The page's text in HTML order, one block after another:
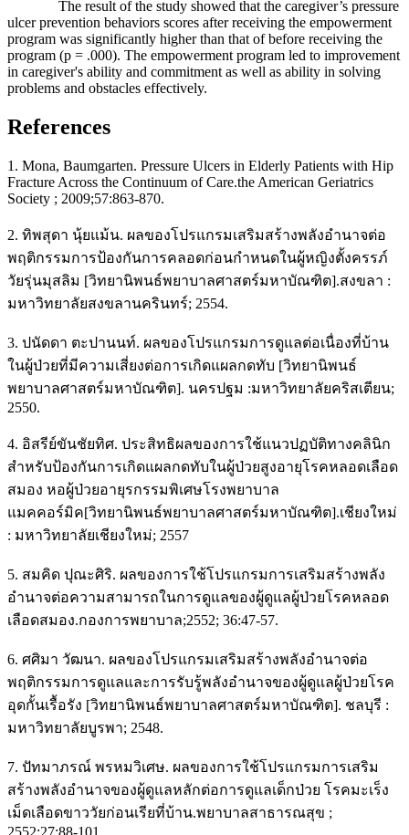
The result of the study showed that the caregiver’s pressure
ulcer prevention behaviors scores after receiving the empowerment
program was significantly higher than that of before receiving the
program (p = .000). The empowerment program led to improvement
in caregiver's ability and commitment as well as ability in solving
problems and obstacles effectively.
References
1. Mona, Baumgarten. Pressure Ulcers in Elderly Patients with Hip
Fracture Across the Continuum of Care.the American Geriatrics
Society ; 2009;57:863-870.
2. ทิพสุดา นุ้ยแม้น. ผลของโปรแกรมเสริมสร้างพลังอำนาจต่อ
พฤติกรรมการป้องกันการคลอดก่อนกำหนดในผู้หญิงตั้งครรภ์
วัยรุ่นมุสลิม [วิทยานิพนธ์พยาบาลศาสตร์มหาบัณฑิต].สงขลา :
มหาวิทยาลัยสงขลานครินทร์; 2554.
3. ปนัดดา ตะปานนท์. ผลของโปรแกรมการดูแลต่อเนื่องที่บ้าน
ในผู้ป่วยที่มีความเสี่ยงต่อการเกิดแผลกดทับ [วิทยานิพนธ์
พยาบาลศาสตร์มหาบัณฑิต]. นครปฐม :มหาวิทยาลัยคริสเตียน;
2550.
4. อิสรีย์ขันชัยทิศ. ประสิทธิผลของการใช้แนวปฏบัติทางคลินิก
สำหรับป้องกันการเกิดแผลกดทับในผู้ป่วยสูงอายุโรคหลอดเลือด
สมอง หอผู้ป่วยอายุรกรรมพิเศษโรงพยาบาล
แมคคอร์มิค[วิทยานิพนธ์พยาบาลศาสตร์มหาบัณฑิต].เชียงใหม่
: มหาวิทยาลัยเชียงใหม่; 2557
5. สมคิด ปุณะศิริ. ผลของการใช้โปรแกรมการเสริมสร้างพลัง
อำนาจต่อความสามารถในการดูแลของผู้ดูแลผู้ป่วยโรคหลอด
เลือดสมอง.กองการพยาบาล;2552; 36:47-57.
6. ศศิมา วัฒนา. ผลของโปรแกรมเสริมสร้างพลังอำนาจต่อ
พฤติกรรมการดูแลและการรับรู้พลังอำนาจของผู้ดูแลผู้ป่วยโรค
อุดกั้นเรื้อรัง [วิทยานิพนธ์พยาบาลศาสตร์มหาบัณฑิต]. ชลบุรี :
มหาวิทยาลัยบูรพา; 2548.
7. ปัทมาภรณ์ พรหมวิเศษ. ผลของการใช้โปรแกรมการเสริม
สร้างพลังอำนาจของผู้ดูแลหลักต่อการดูแลเด็กป่วย โรคมะเร็ง
เม็ดเลือดขาววัยก่อนเรียที่บ้าน.พยาบาลสาธารณสุข ;